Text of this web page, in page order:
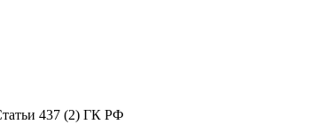
437 (2) ГК РФ